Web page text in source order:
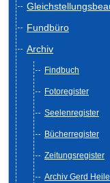
Fundbüro
Archiv
Findbuch
Fotoregister
Seelenregister
Bücherregister
Zeitungsregister
Archiv Gerd Heile